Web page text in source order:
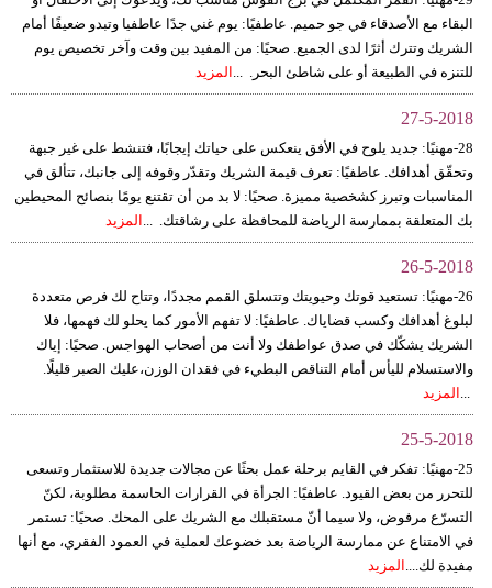
سيارات
البقاء مع الأصدقاء في جو حميم. عاطفيًا: يوم غني جدًا عاطفيا وتبدو ضعيفًا أمام
الشريك وتترك أثرًا لدى الجميع. صحيًا: من المفيد بين وقت وآخر تخصيص يوم
للتنزه في الطبيعة أو على شاطئ البحر. ... المزيد
27-5-2018
28-مهنيًا: جديد يلوح في الأفق ينعكس على حياتك إيجابًا، فتنشط على غير جبهة
وتحقّق أهدافك. عاطفيًا: تعرف قيمة الشريك وتقدّر وقوفه إلى جانبك، تتألق في
المناسبات وتبرز كشخصية مميزة. صحيًا: لا بد من أن تقتنع يومًا بنصائح المحيطين
بك المتعلقة بممارسة الرياضة للمحافظة على رشاقتك. ... المزيد
26-5-2018
26-مهنيًا: تستعيد قوتك وحيويتك وتتسلق القمم مجددًا، وتتاح لك فرص متعددة
لبلوغ أهدافك وكسب قضاياك. عاطفيًا: لا تفهم الأمور كما يحلو لك فهمها، فلا
الشريك يشكّك في صدق عواطفك ولا أنت من أصحاب الهواجس. صحيًا: إياك
والاستسلام لليأس أمام التناقص البطيء في فقدان الوزن،عليك الصبر قليلًا.
... المزيد
25-5-2018
25-مهنيًا: تفكر في القايم برحلة عمل بحثًا عن مجالات جديدة للاستثمار وتسعى
للتحرر من بعض القيود. عاطفيًا: الجرأة في القرارات الحاسمة مطلوبة، لكنّ
التسرّع مرفوض، ولا سيما أنّ مستقبلك مع الشريك على المحك. صحيًا: تستمر
في الامتناع عن ممارسة الرياضة بعد خضوعك لعملية في العمود الفقري، مع أنها
مفيدة لك.... المزيد